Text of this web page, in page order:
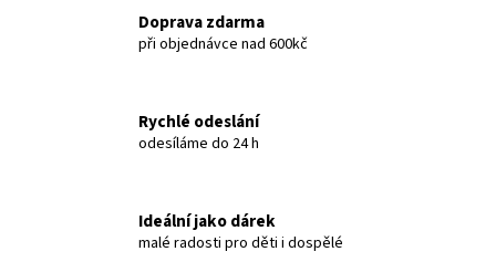
Doprava zdarma
při objednávce nad 600kč
Rychlé odeslání
odesíláme do 24 h
Ideální jako dárek
malé radosti pro děti i dospělé